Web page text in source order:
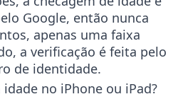
Google, então nunca
apenas uma faixa
a verificação é feita pelo
de identidade.
no iPhone ou iPad?